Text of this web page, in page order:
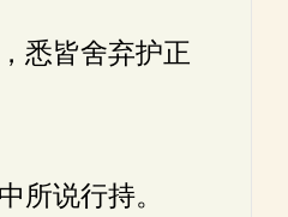
悉皆舍弃护正
所说行持。